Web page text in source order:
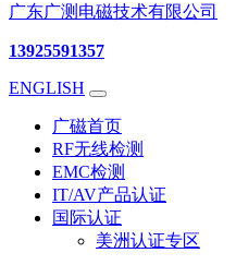
广东广测电磁技术有限公司
13925591357
ENGLISH
广磁首页
RF无线检测
EMC检测
IT/AV产品认证
国际认证
美洲认证专区